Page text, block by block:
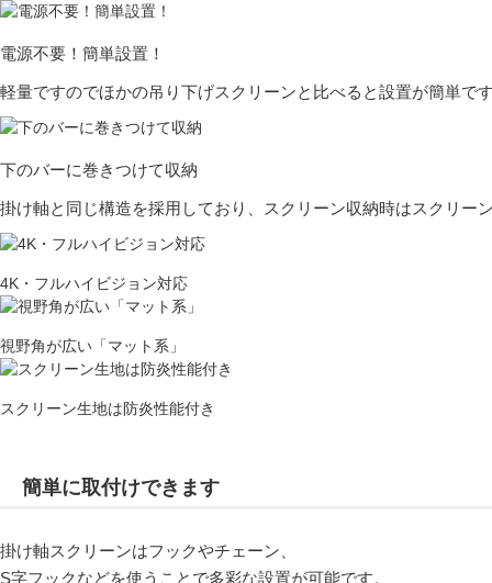
電源不要！ 簡単設置！
軽量ですのでほかの吊り下げスクリーンと比べると設置が簡単
下のバーに巻きつけて収納
掛け軸と同じ構造を採用しており、スクリーン収納時はスクリ
4K・フルハイビジョン対応
視野角が広い「マット系」
スクリーン生地は防炎性能付き
簡単に取付けできます
掛け軸スクリーンはフックやチェーン、
S字フックなどを使うことで多彩な設置が可能です。